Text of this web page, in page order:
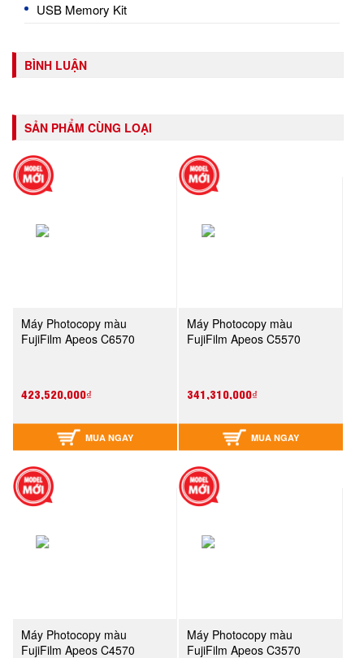
USB Memory Kit
BÌNH LUẬN
SẢN PHẨM CÙNG LOẠI
Máy Photocopy màu
FujiFilm Apeos C6570
423,520,000₫
MUA NGAY
Máy Photocopy màu
FujiFilm Apeos C5570
341,310,000₫
MUA NGAY
Máy Photocopy màu
FujiFilm Apeos C4570
Máy Photocopy màu
FujiFilm Apeos C3570